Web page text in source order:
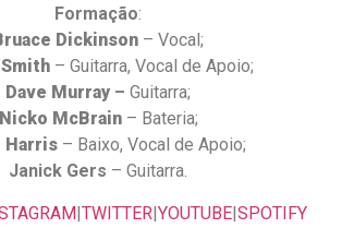
Formação:
Dickinson – Vocal;
– Guitarra, Vocal de Apoio;
Dave Murray – Guitarra;
Nicko McBrain– Bateria;
Harris– Baixo, Vocal de Apoio;
Janick Gers – Guitarra.
|TWITTER|YOUTUBE|SPOTIFY